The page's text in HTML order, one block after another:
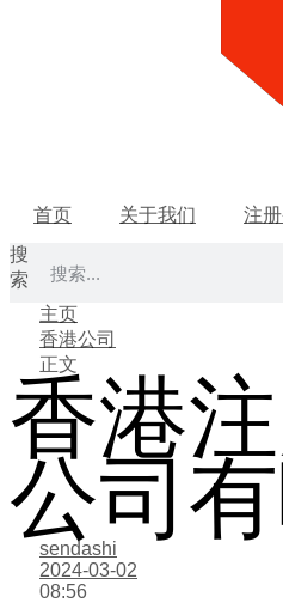
首页 关于我们 注
搜
索
主页
香港公司
正文
香港
公司有
sendashi
2024-03-02
08:56